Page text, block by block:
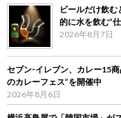
ビールだけ飲
的に水を飲む”
2026年8月7日
セブン‐イレブン、カレー15
のカレーフェス”を開催中
2026年8月6日